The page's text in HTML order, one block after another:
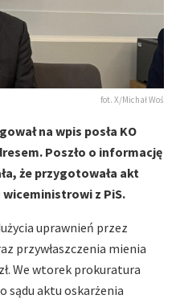
fot. X/Michał Woś
na wpis posła KO
Poszło o informację
że przygotowała akt
z PiS.
uprawnień przez
przywłaszczenia mienia
We wtorek prokuratura
sądu aktu oskarżenia